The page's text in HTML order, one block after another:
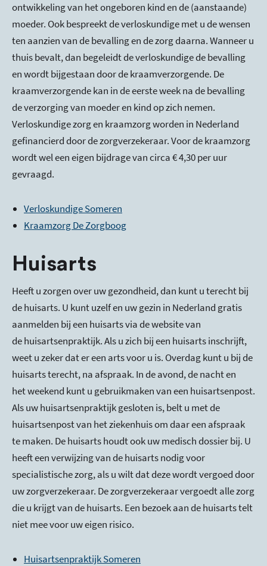
ontwikkeling van het ongeboren kind en de (aanstaande)
moeder. Ook bespreekt de verloskundige met u de wensen
ten aanzien van de bevalling en de zorg daarna. Wanneer u
thuis bevalt, dan begeleidt de verloskundige de bevalling
en wordt bijgestaan door de kraamverzorgende. De
kraamverzorgende kan in de eerste week na de bevalling
de verzorging van moeder en kind op zich nemen.
Verloskundige zorg en kraamzorg worden in Nederland
gefinancierd door de zorgverzekeraar. Voor de kraamzorg
wordt wel een eigen bijdrage van circa € 4,30 per uur
gevraagd.
Verloskundige Someren
Kraamzorg De Zorgboog
Huisarts
Heeft u zorgen over uw gezondheid, dan kunt u terecht bij
de huisarts. U kunt uzelf en uw gezin in Nederland gratis
aanmelden bij een huisarts via de website van
de huisartsenpraktijk. Als u zich bij een huisarts inschrijft,
weet u zeker dat er een arts voor u is. Overdag kunt u bij de
huisarts terecht, na afspraak. In de avond, de nacht en
het weekend kunt u gebruikmaken van een huisartsenpost.
Als uw huisartsenpraktijk gesloten is, belt u met de
huisartsenpost van het ziekenhuis om daar een afspraak
te maken. De huisarts houdt ook uw medisch dossier bij. U
heeft een verwijzing van de huisarts nodig voor
specialistische zorg, als u wilt dat deze wordt vergoed door
uw zorgverzekeraar. De zorgverzekeraar vergoedt alle zorg
die u krijgt van de huisarts. Een bezoek aan de huisarts telt
niet mee voor uw eigen risico.
Huisartsenpraktijk Someren